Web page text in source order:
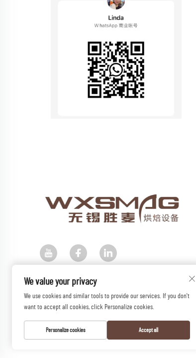
We value your privacy
We use cookies and similar tools to provide our services. If you don't
want to accept all cookies, click Personalize cookies.
Personalize cookies Accept all